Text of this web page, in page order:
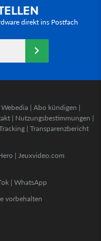
direkt ins Postfach
| Abo kündigen |
| Nutzungsbestimmungen |
| Transparenzbericht
| Jeuxvideo.com
| WhatsApp
vorbehalten